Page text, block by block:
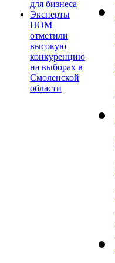
для бизнеса
Эксперты
НОМ
отметили
высокую
конкуренцию
на выборах в
Смоленской
области